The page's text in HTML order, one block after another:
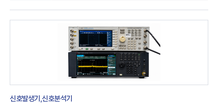
신호발생기,신호분석기